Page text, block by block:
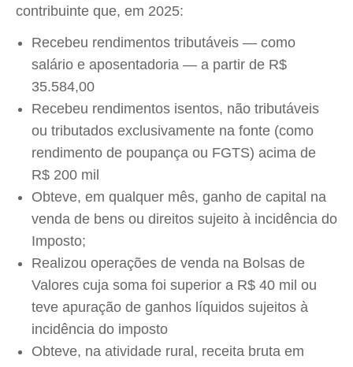
contribuinte que, em 2025:
Recebeu rendimentos tributáveis — como
salário e aposentadoria — a partir de R$
35.584,00
Recebeu rendimentos isentos, não tributáveis
ou tributados exclusivamente na fonte (como
rendimento de poupança ou FGTS) acima de
R$ 200 mil
Obteve, em qualquer mês, ganho de capital na
venda de bens ou direitos sujeito à incidência do
Imposto;
Realizou operações de venda na Bolsas de
Valores cuja soma foi superior a R$ 40 mil ou
teve apuração de ganhos líquidos sujeitos à
incidência do imposto
Obteve, na atividade rural, receita bruta em